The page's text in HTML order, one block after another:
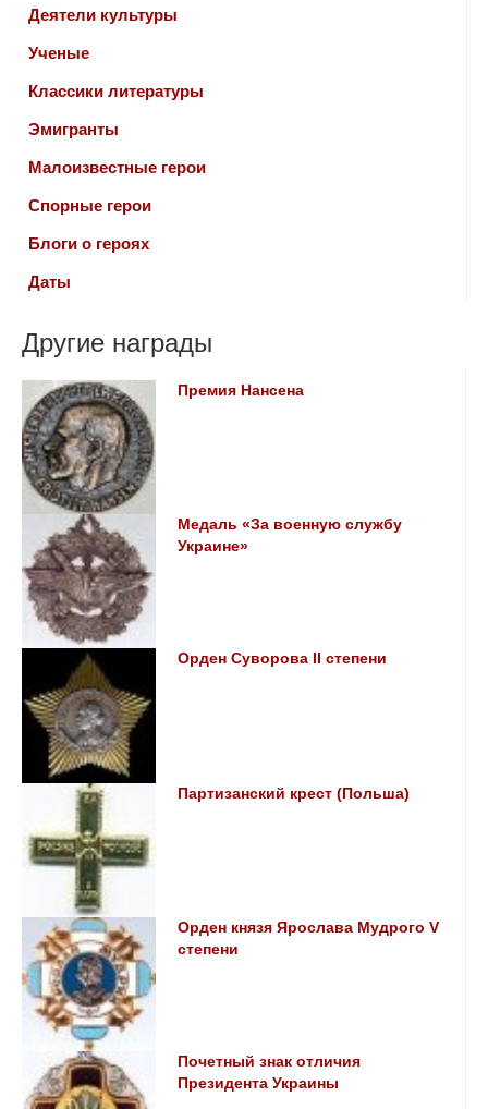
Деятели культуры
Ученые
Классики литературы
Эмигранты
Малоизвестные герои
Спорные герои
Блоги о героях
Даты
Другие награды
Премия Нансена
Медаль «За военную службу
Украине»
Орден Суворова II степени
Партизанский крест (Польша)
Орден князя Ярослава Мудрого V
степени
Почетный знак отличия
Президента Украины